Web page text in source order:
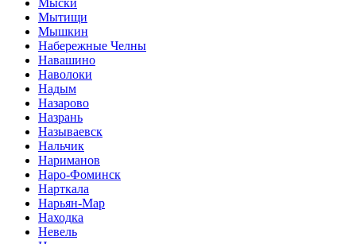
Мыски
Мытищи
Мышкин
Набережные Челны
Навашино
Наволоки
Надым
Назарово
Назрань
Называевск
Нальчик
Нариманов
Наро-Фоминск
Нарткала
Нарьян-Мар
Находка
Невель